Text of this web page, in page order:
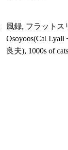
風録, フラットス
Osoyoos(Cal Lyall
良夫), 1000s of cats